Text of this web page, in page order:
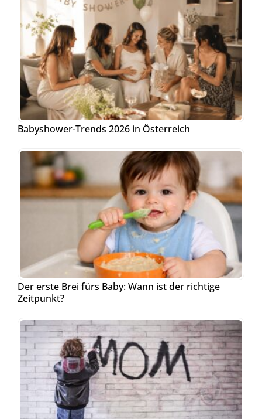
Babyshower-Trends 2026 in Österreich
Der erste Brei fürs Baby: Wann ist der richtige
Zeitpunkt?